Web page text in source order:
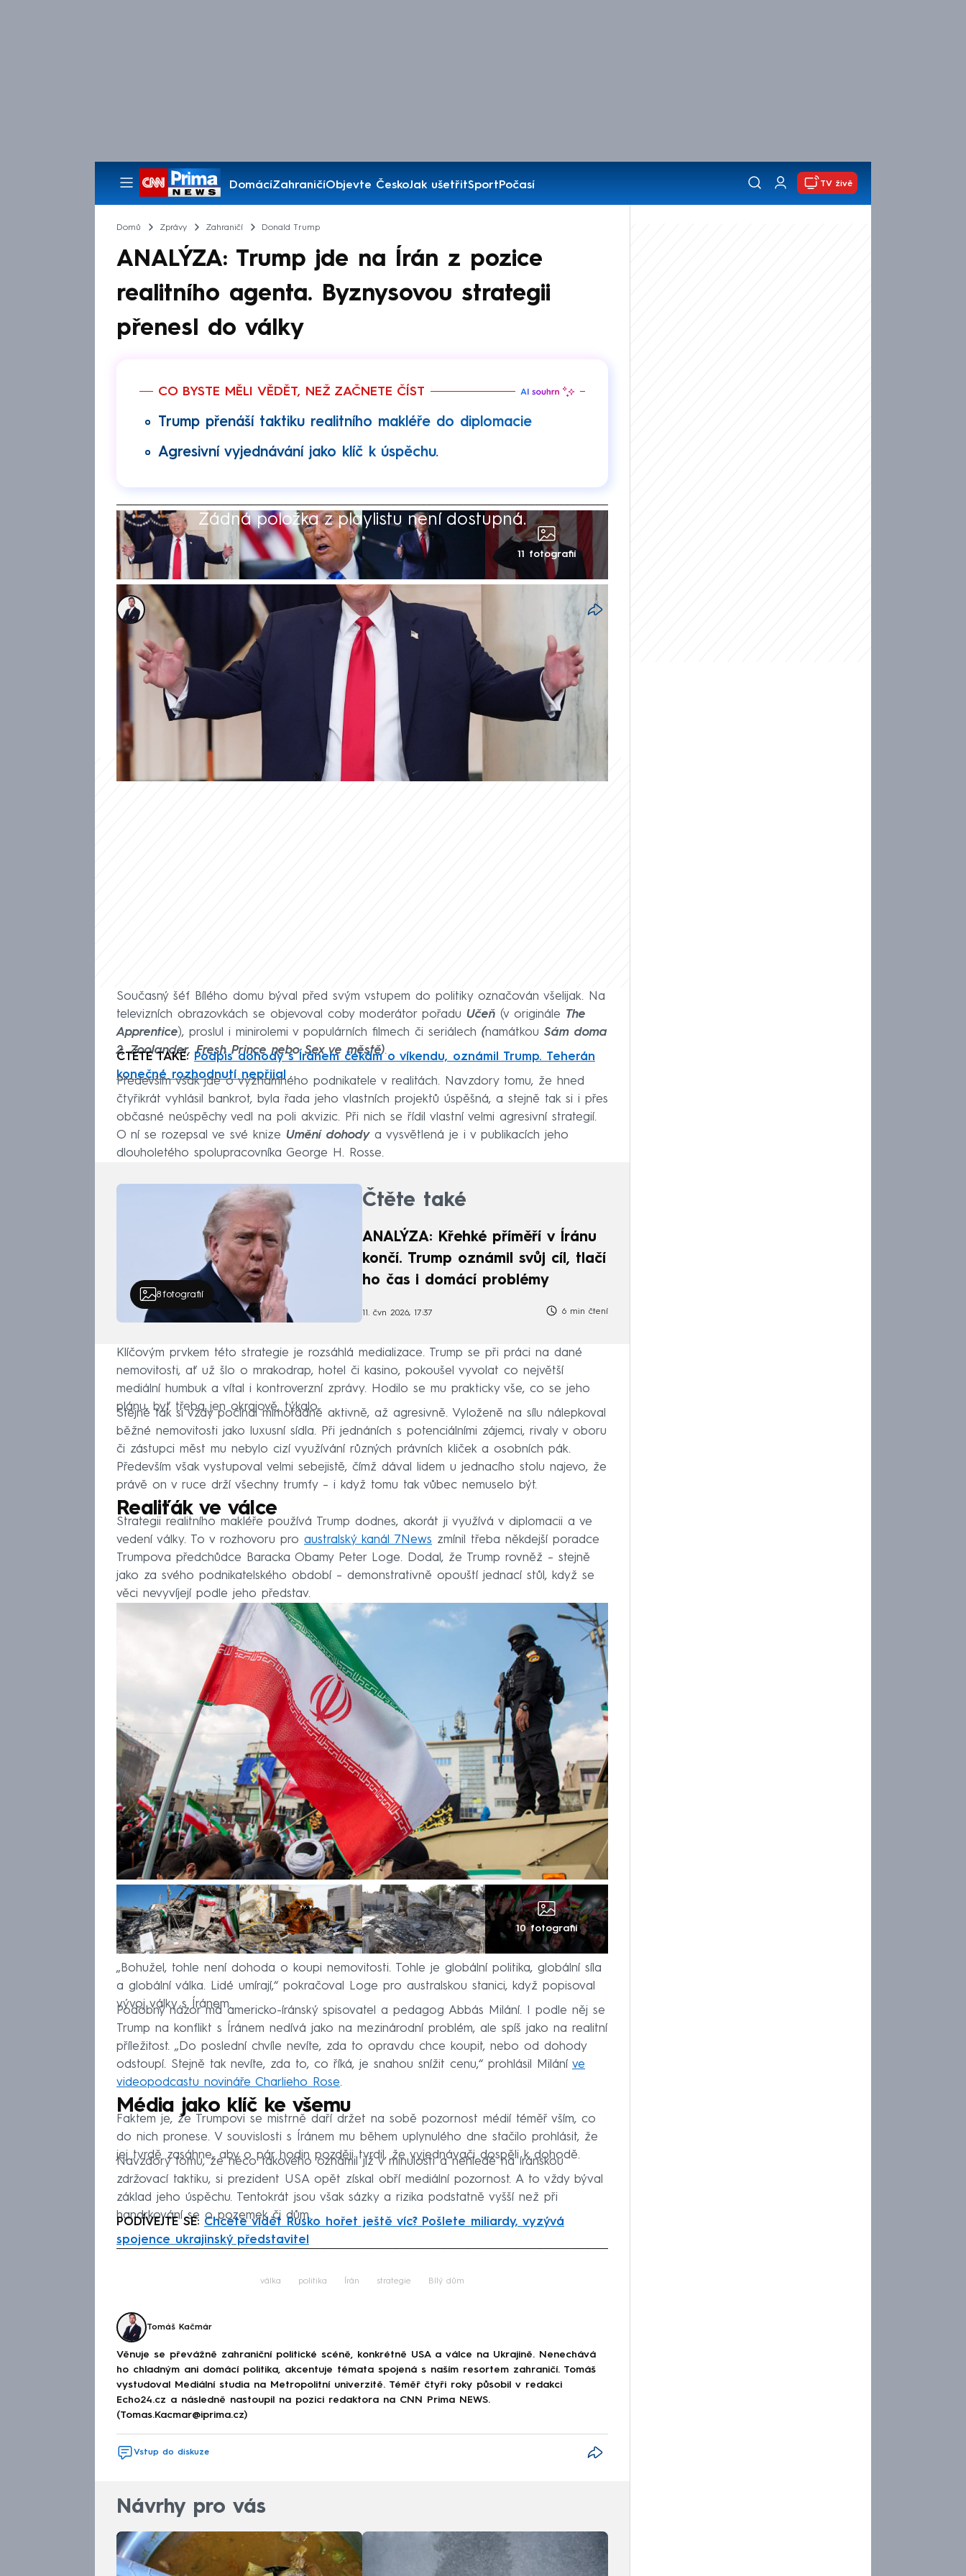
DomácíZahraničíObjevte ČeskoJak ušetřitSportPočasí
Pořady
TV živě
Domů Zprávy Zahraničí Donald Trump
ANALÝZA: Trump jde na Írán z pozice
realitního agenta. Byznysovou strategii
přenesl do války
CO BYSTE MĚLI VĚDĚT, NEŽ ZAČNETE ČÍST
Trump přenáší taktiku realitního makléře do diplomacie
Agresivní vyjednávání jako klíč k úspěchu.
Žádná položka z playlistu není dostupná.
11 fotografií
Tomáš Kačmár
12. čvn 2026, 19:52
Americký prezident Donald Trump pochází ze světa realitních makléřů
a přesně podle toho se chová při vedení války s Íránem i při jednání se
zahraničními státníky. Všímají si toho komentátoři zámořské politiky. V
čem vlastně jeho strategie „realiťáka“ spočívá a může mít šanci na
úspěch?
Současný šéf Bílého domu býval před svým vstupem do politiky označován všelijak. Na
televizních obrazovkách se objevoval coby moderátor pořadu Učeň (v originále The
Apprentice), proslul i minirolemi v populárních filmech či seriálech (namátkou Sám doma
2, Zoolander, Fresh Prince nebo Sex ve městě).
ČTĚTE TAKÉ: Podpis dohody s Íránem čekám o víkendu, oznámil Trump. Teherán
konečné rozhodnutí nepřijal
Především však jde o významného podnikatele v realitách. Navzdory tomu, že hned
čtyřikrát vyhlásil bankrot, byla řada jeho vlastních projektů úspěšná, a stejně tak si i přes
občasné neúspěchy vedl na poli akvizic. Při nich se řídil vlastní velmi agresivní strategií.
O ní se rozepsal ve své knize Umění dohody a vysvětlená je i v publikacích jeho
dlouholetého spolupracovníka George H. Rosse.
8fotografií
Čtěte také
ANALÝZA: Křehké příměří v Íránu
končí. Trump oznámil svůj cíl, tlačí
ho čas i domácí problémy
11. čvn 2026, 17:37 6 min čtení
Klíčovým prvkem této strategie je rozsáhlá medializace. Trump se při práci na dané
nemovitosti, ať už šlo o mrakodrap, hotel či kasino, pokoušel vyvolat co největší
mediální humbuk a vítal i kontroverzní zprávy. Hodilo se mu prakticky vše, co se jeho
plánu, byť třeba jen okrajově, týkalo.
Stejně tak si vždy počínal mimořádně aktivně, až agresivně. Vyloženě na sílu nálepkoval
běžné nemovitosti jako luxusní sídla. Při jednáních s potenciálními zájemci, rivaly v oboru
či zástupci měst mu nebylo cizí využívání různých právních kliček a osobních pák.
Především však vystupoval velmi sebejistě, čímž dával lidem u jednacího stolu najevo, že
právě on v ruce drží všechny trumfy – i když tomu tak vůbec nemuselo být.
Realiťák ve válce
Strategii realitního makléře používá Trump dodnes, akorát ji využívá v diplomacii a ve
vedení války. To v rozhovoru pro australský kanál 7News zmínil třeba někdejší poradce
Trumpova předchůdce Baracka Obamy Peter Loge. Dodal, že Trump rovněž – stejně
jako za svého podnikatelského období – demonstrativně opouští jednací stůl, když se
věci nevyvíjejí podle jeho představ.
10 fotografií
„Bohužel, tohle není dohoda o koupi nemovitosti. Tohle je globální politika, globální síla
a globální válka. Lidé umírají,“ pokračoval Loge pro australskou stanici, když popisoval
vývoj války s Íránem.
Podobný názor má americko-íránský spisovatel a pedagog Abbás Milání. I podle něj se
Trump na konflikt s Íránem nedívá jako na mezinárodní problém, ale spíš jako na realitní
příležitost. „Do poslední chvíle nevíte, zda to opravdu chce koupit, nebo od dohody
odstoupí. Stejně tak nevíte, zda to, co říká, je snahou snížit cenu,“ prohlásil Milání ve
videopodcastu novináře Charlieho Rose.
Média jako klíč ke všemu
Faktem je, že Trumpovi se mistrně daří držet na sobě pozornost médií téměř vším, co
do nich pronese. V souvislosti s Íránem mu během uplynulého dne stačilo prohlásit, že
jej tvrdě zasáhne, aby o pár hodin později tvrdil, že vyjednávači dospěli k dohodě.
Navzdory tomu, že něco takového oznámil již v minulosti a nehledě na íránskou
zdržovací taktiku, si prezident USA opět získal obří mediální pozornost. A to vždy býval
základ jeho úspěchu. Tentokrát jsou však sázky a rizika podstatně vyšší než při
handrkování se o pozemek či dům.
PODÍVEJTE SE: Chcete vidět Rusko hořet ještě víc? Pošlete miliardy, vyzývá
spojence ukrajinský představitel
válka politika Írán strategie Bílý dům
Tomáš Kačmár
Věnuje se převážně zahraniční politické scéně, konkrétně USA a válce na Ukrajině. Nenechává
ho chladným ani domácí politika, akcentuje témata spojená s naším resortem zahraničí. Tomáš
vystudoval Mediální studia na Metropolitní univerzitě. Téměř čtyři roky působil v redakci
Echo24.cz a následně nastoupil na pozici redaktora na CNN Prima NEWS.
(Tomas.Kacmar@iprima.cz)
Vstup do diskuze
Návrhy pro vás